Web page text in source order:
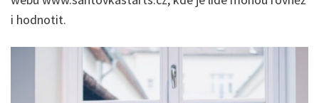
i hodnotit.